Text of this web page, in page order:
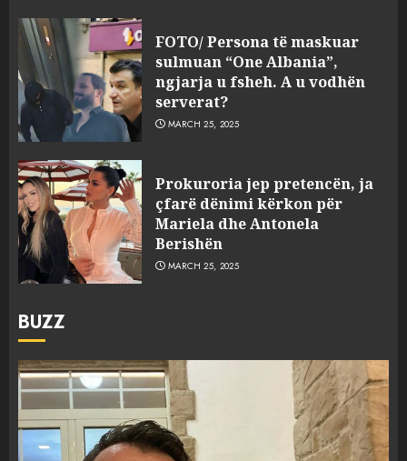
FOTO/ Persona të maskuar
sulmuan “One Albania”,
ngjarja u fsheh. A u vodhën
serverat?
MARCH 25, 2025
Prokuroria jep pretencën, ja
çfarë dënimi kërkon për
Mariela dhe Antonela
Berishën
MARCH 25, 2025
BUZZ